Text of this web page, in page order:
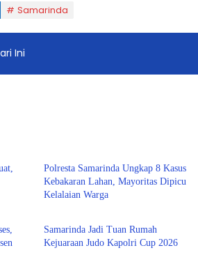
Samarinda
Ini
Polresta Samarinda Ungkap 8 Kasus
Kebakaran Lahan, Mayoritas Dipicu
Kelalaian Warga
Samarinda
Samarinda Jadi Tuan Rumah
Kejuaraan Judo Kapolri Cup 2026